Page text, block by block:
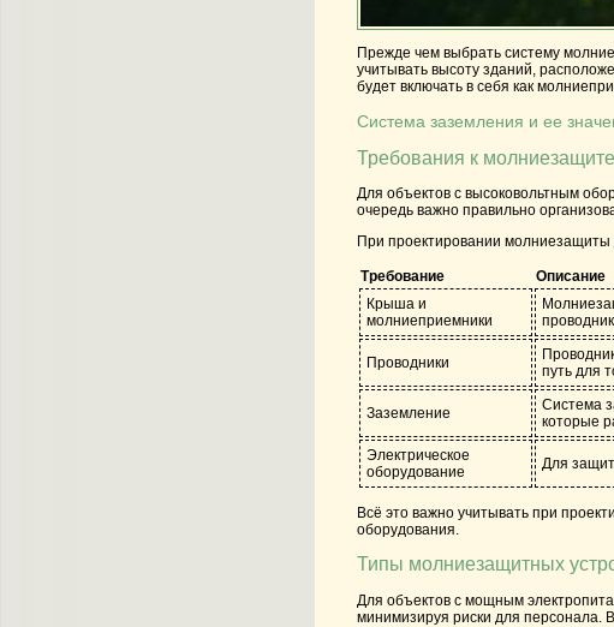
Прежде чем выбрать систему
учитывать высоту зданий,
будет включать в себя как
Система заземления и ее
Требования к
Для объектов с высоковольтным
очередь важно правильно
При проектировании молниезащиты
Требование
Описание
Крыша и
молниеприемники
Проводники
путь для
Заземление
Система
которые
Электрическое
оборудование
Для
Всё это важно учитывать при
оборудования.
Типы молниезащитных
Для объектов с мощным
минимизируя риски для персонала.